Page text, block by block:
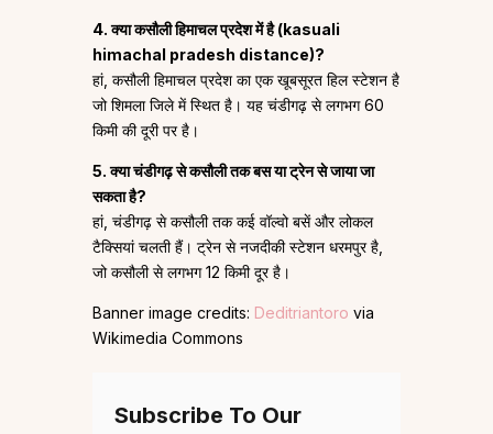
4. क्या कसौली हिमाचल प्रदेश में है (kasuali
himachal pradesh distance)?
हां, कसौली हिमाचल प्रदेश का एक खूबसूरत हिल स्टेशन है
जो शिमला जिले में स्थित है। यह चंडीगढ़ से लगभग 60
किमी की दूरी पर है।
5. क्या चंडीगढ़ से कसौली तक बस या ट्रेन से जाया जा
सकता है?
हां, चंडीगढ़ से कसौली तक कई वॉल्वो बसें और लोकल
टैक्सियां चलती हैं। ट्रेन से नजदीकी स्टेशन धरमपुर है,
जो कसौली से लगभग 12 किमी दूर है।
Banner image credits: Deditriantoro via
Wikimedia Commons
Subscribe To Our